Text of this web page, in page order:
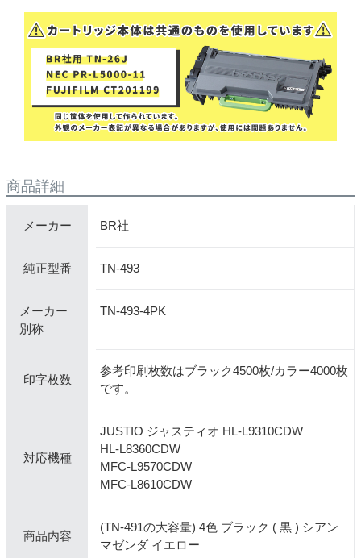
商品詳細
メーカー BR社
純正型番 TN-493
メーカー
別称
TN-493-4PK
印字枚数
参考印刷枚数はブラック4500枚/カラー4000枚
です。
対応機種
JUSTIO ジャスティオ HL-L9310CDW
HL-L8360CDW
MFC-L9570CDW
MFC-L8610CDW
商品内容
(TN-491の大容量) 4色 ブラック ( 黒 ) シアン
マゼンダ イエロー